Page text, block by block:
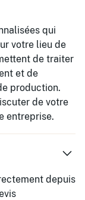
qui
votre lieu de
de traiter
et de
production.
de votre
entreprise.
depuis